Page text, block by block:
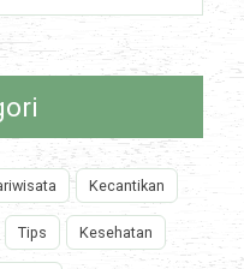
Kecantikan
Tips Kesehatan